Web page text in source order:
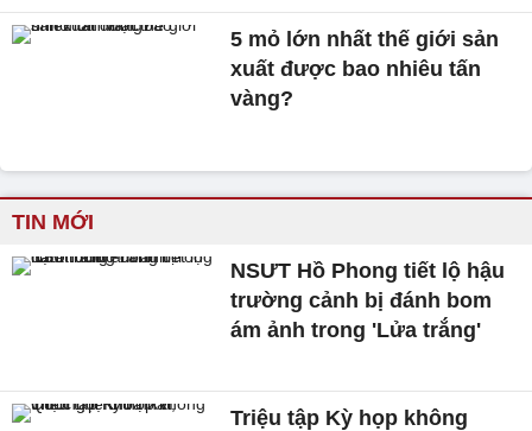
5 mỏ lớn nhất thế giới sản
xuất được bao nhiêu tấn
vàng?
TIN MỚI
NSƯT Hồ Phong tiết lộ hậu
trường cảnh bị đánh bom
ám ảnh trong 'Lửa trắng'
Triệu tập Kỳ họp không